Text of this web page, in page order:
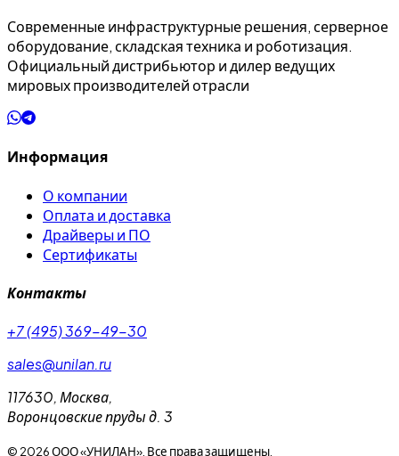
Современные инфраструктурные решения, серверное
оборудование, складская техника и роботизация.
Официальный дистрибьютор и дилер ведущих
мировых производителей отрасли
Информация
О компании
Оплата и доставка
Драйверы и ПО
Сертификаты
Контакты
+7 (495) 369-49-30
sales@unilan.ru
117630, Москва,
Воронцовские пруды д. 3
© 2026ООО «УНИЛАН». Все права защищены.